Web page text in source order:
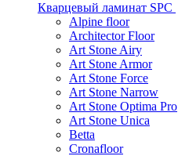
Кварцевый ламинат SPC
Alpine floor
Architector Floor
Art Stone Airy
Art Stone Armor
Art Stone Force
Art Stone Narrow
Art Stone Optima Pro
Art Stone Unica
Betta
Cronafloor